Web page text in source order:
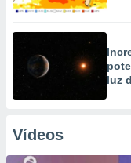
luz
Vídeos